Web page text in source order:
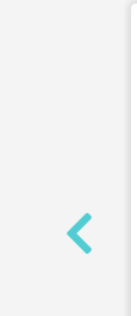
ساعت مچی